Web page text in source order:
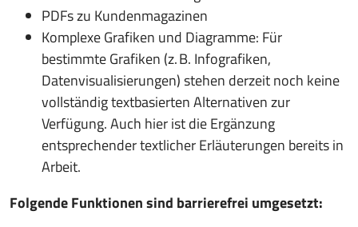
PDFs zu Kundenmagazinen
Komplexe Grafiken und Diagramme: Für
bestimmte Grafiken (z. B. Infografiken,
Datenvisualisierungen) stehen derzeit noch keine
vollständig textbasierten Alternativen zur
Verfügung. Auch hier ist die Ergänzung
entsprechender textlicher Erläuterungen bereits in
Arbeit.
Folgende Funktionen sind barrierefrei umgesetzt: